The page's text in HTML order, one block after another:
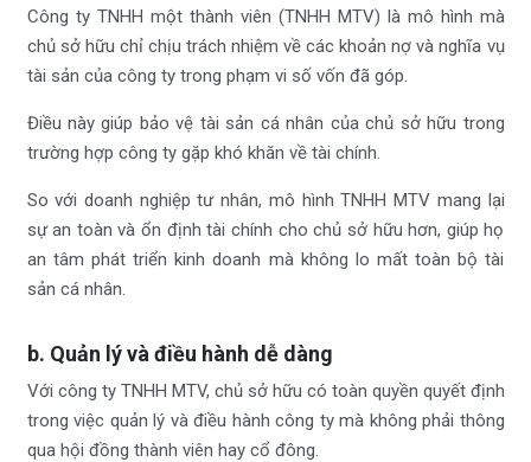
Công ty TNHH một thành viên (TNHH MTV) là mô hình mà
chủ sở hữu chỉ chịu trách nhiệm về các khoản nợ và nghĩa vụ
tài sản của công ty trong phạm vi số vốn đã góp.
Điều này giúp bảo vệ tài sản cá nhân của chủ sở hữu trong
trường hợp công ty gặp khó khăn về tài chính.
So với doanh nghiệp tư nhân, mô hình TNHH MTV mang lại
sự an toàn và ổn định tài chính cho chủ sở hữu hơn, giúp họ
an tâm phát triển kinh doanh mà không lo mất toàn bộ tài
sản cá nhân.
b. Quản lý và điều hành dễ dàng
Với công ty TNHH MTV, chủ sở hữu có toàn quyền quyết định
trong việc quản lý và điều hành công ty mà không phải thông
qua hội đồng thành viên hay cổ đông.